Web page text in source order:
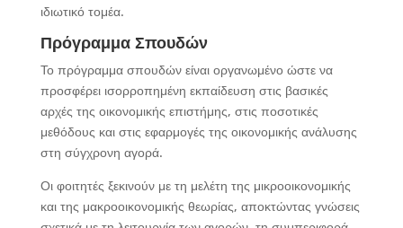
ιδιωτικό τομέα.
Πρόγραμμα Σπουδών
Το πρόγραμμα σπουδών είναι οργανωμένο ώστε να
προσφέρει ισορροπημένη εκπαίδευση στις βασικές
αρχές της οικονομικής επιστήμης, στις ποσοτικές
μεθόδους και στις εφαρμογές της οικονομικής ανάλυσης
στη σύγχρονη αγορά.
Οι φοιτητές ξεκινούν με τη μελέτη της μικροοικονομικής
και της μακροοικονομικής θεωρίας, αποκτώντας γνώσεις